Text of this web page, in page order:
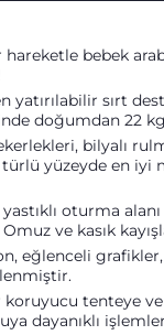
bebek
yatırılabilir sırt
doğumdan 22
bilyalı
türlü yüzeyde en iyi
oturma
ve kasık
eğlenceli
koruyucu tenteye
dayanıklı